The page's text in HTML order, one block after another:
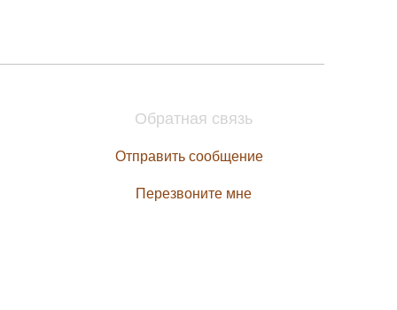
Обратная связь
Отправить сообщение
Перезвоните мне